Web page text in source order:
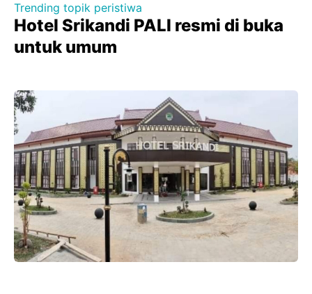
Trending topik peristiwa
Hotel Srikandi PALI resmi di buka
untuk umum